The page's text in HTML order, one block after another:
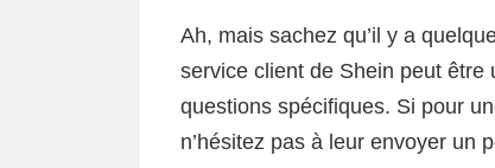
Ah, mais sachez qu’il y a
service client de Shein peut
questions spécifiques. Si pour
n’hésitez pas à leur envoyer un